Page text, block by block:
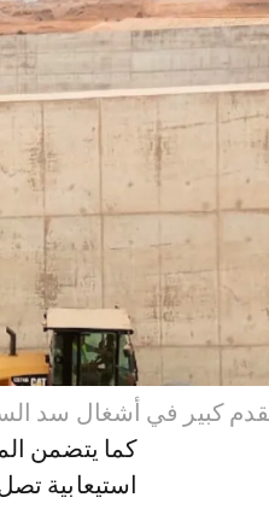
كبير في أشغال سد
كما يتضمن